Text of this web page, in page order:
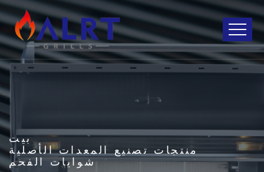
بيت
منتجات تصنيع المعدات الأصلية
شوايات الفحم